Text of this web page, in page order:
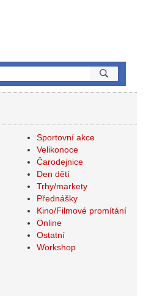
Sportovní akce
Velikonoce
Čarodejnice
Den dětí
Trhy/markety
Přednášky
Kino/Filmové promítání
Online
Ostatní
Workshop